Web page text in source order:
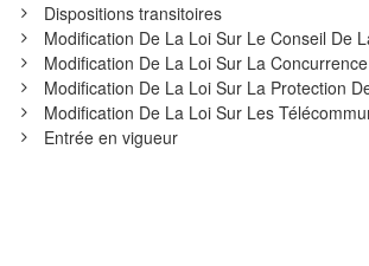
Dispositions transitoires
Modification De La Loi Sur La Concurrence
Modification De La Loi Sur Les
Entrée en vigueur